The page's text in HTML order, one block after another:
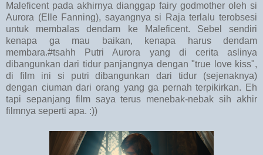
Maleficent pada akhirnya dianggap fairy godmother oleh si
Aurora (Elle Fanning), sayangnya si Raja terlalu terobsesi
untuk membalas dendam ke Maleficent. Sebel sendiri
kenapa ga mau baikan, kenapa harus dendam
membara.#tsahh Putri Aurora yang di cerita aslinya
dibangunkan dari tidur panjangnya dengan "true love kiss",
di film ini si putri dibangunkan dari tidur (sejenaknya)
dengan ciuman dari orang yang ga pernah terpikirkan. Eh
tapi sepanjang film saya terus menebak-nebak sih akhir
filmnya seperti apa. :))